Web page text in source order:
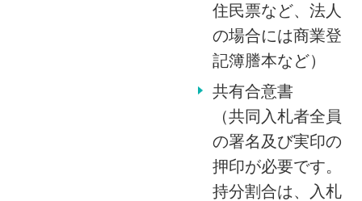
住民票など、法人
の場合には商業登
記簿謄本など）
共有合意書
（共同入札者全員
の署名及び実印の
押印が必要です。
持分割合は、入札